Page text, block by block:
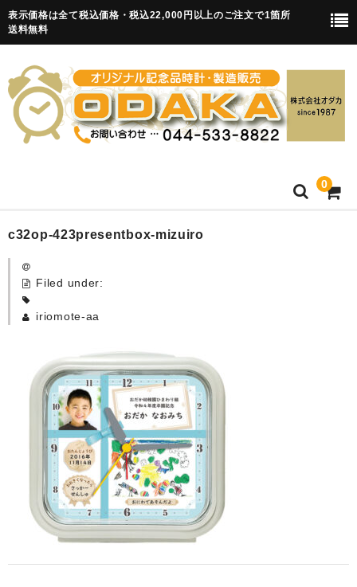
表示価格は全て税込価格・税込22,000円以上のご注文で1箇所
送料無料
0
HOME
卒園記念品
カード付フォトフレームクロック(集合)
目覚まし時計(集合＋個別)
メロディ時計(集合)
音声時計(集合)
目覚まし時計(個別)
お絵かきギャラリープラス(絵＋個別)
c32op-423presentbox-mizuiro
Filed under:
iriomote-aa